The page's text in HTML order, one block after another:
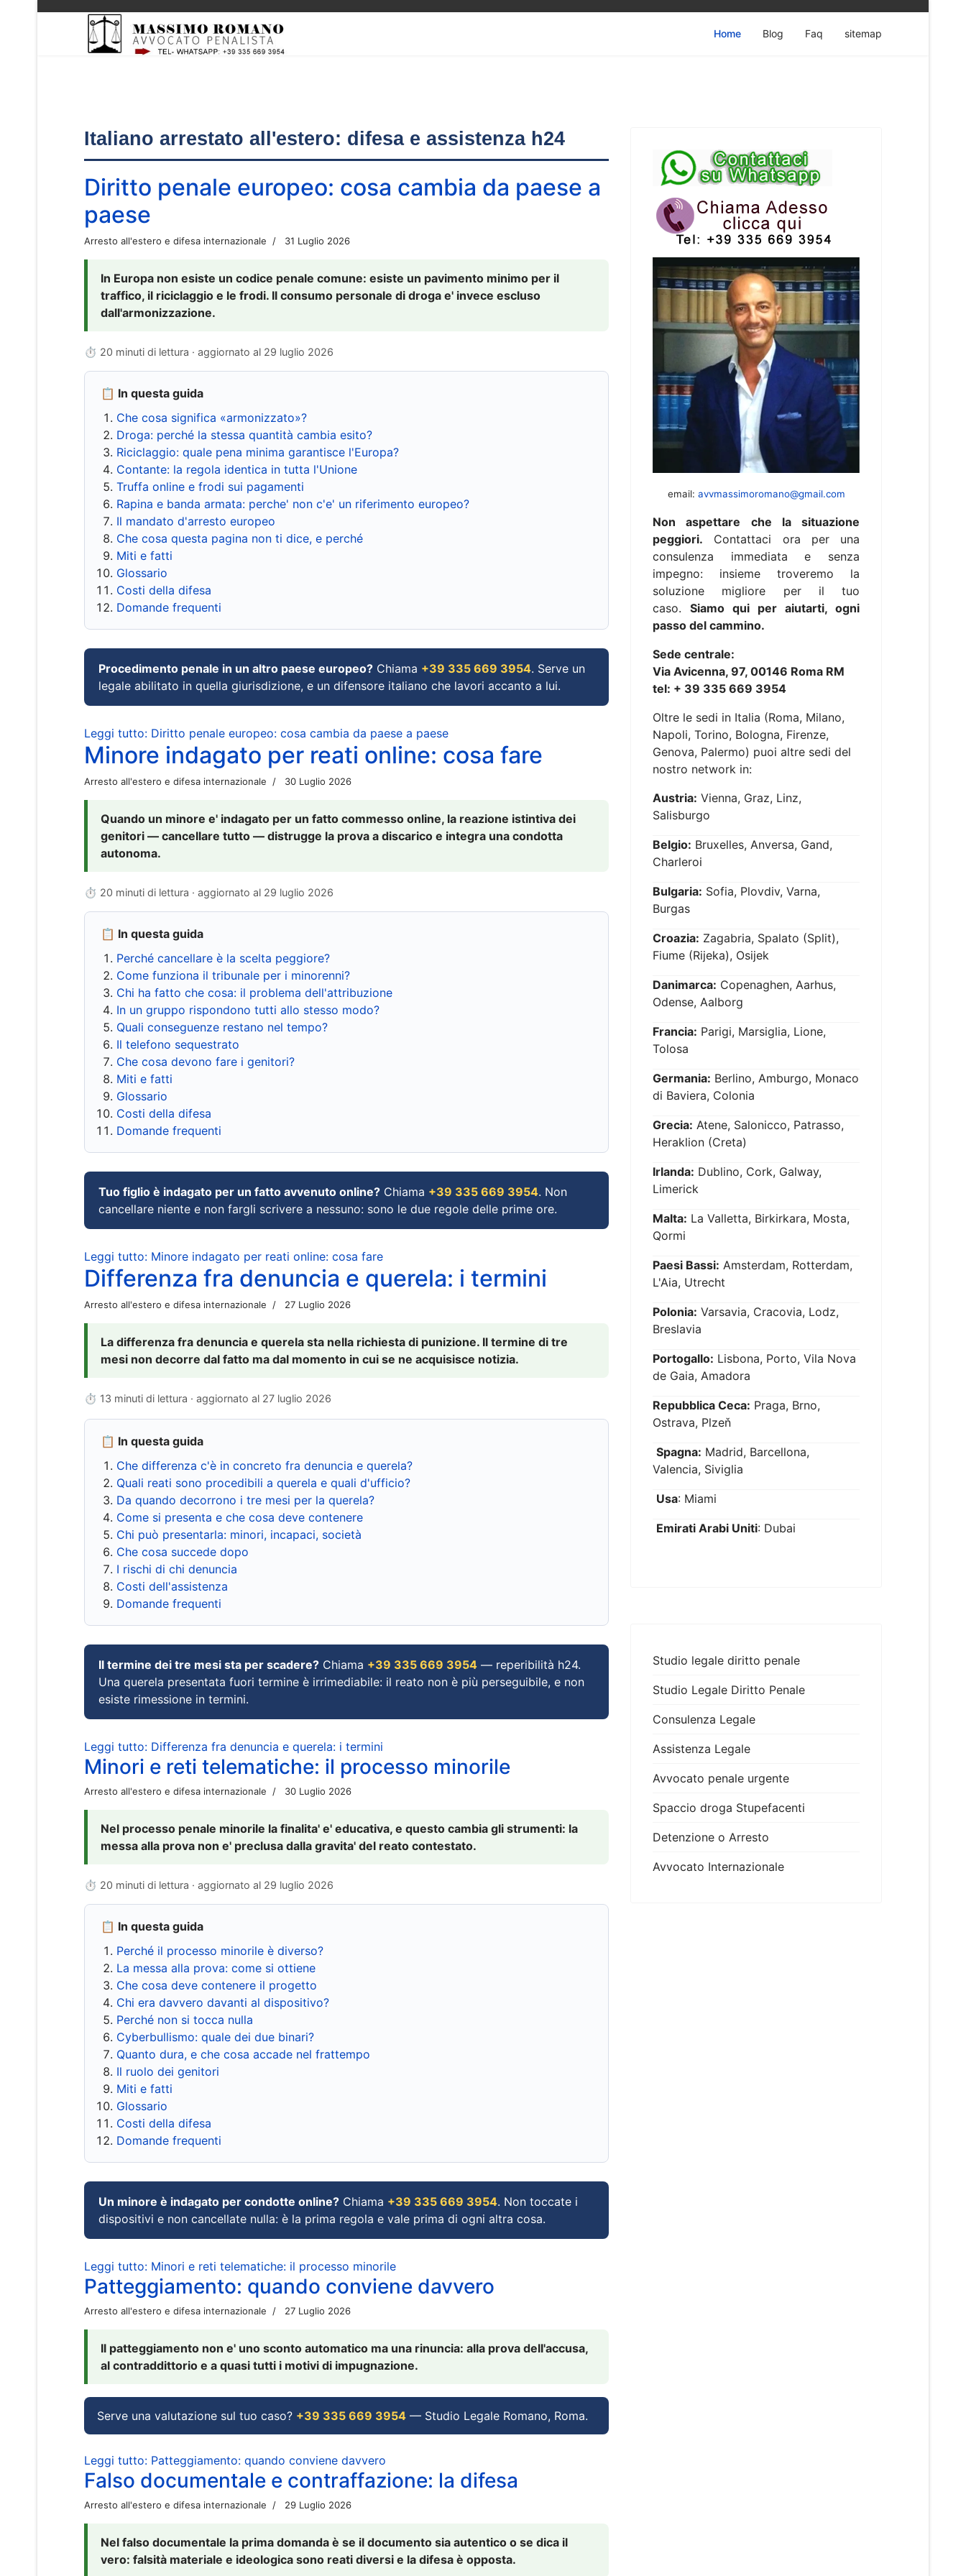
Home Blog Faq sitemap
Italiano arrestato all'estero: difesa e assistenza h24
Diritto penale europeo: cosa cambia da paese a
paese
Arresto all'estero e difesa internazionale 31 Luglio 2026
In Europa non esiste un codice penale comune: esiste un pavimento minimo per il
traffico, il riciclaggio e le frodi. Il consumo personale di droga e' invece escluso
dall'armonizzazione.
⏱ 20 minuti di lettura · aggiornato al 29 luglio 2026
📋 In questa guida
Che cosa significa «armonizzato»?
Droga: perché la stessa quantità cambia esito?
Riciclaggio: quale pena minima garantisce l'Europa?
Contante: la regola identica in tutta l'Unione
Truffa online e frodi sui pagamenti
Rapina e banda armata: perche' non c'e' un riferimento europeo?
Il mandato d'arresto europeo
Che cosa questa pagina non ti dice, e perché
Miti e fatti
Glossario
Costi della difesa
Domande frequenti
Procedimento penale in un altro paese europeo? Chiama +39 335 669 3954. Serve un
legale abilitato in quella giurisdizione, e un difensore italiano che lavori accanto a lui.
Leggi tutto: Diritto penale europeo: cosa cambia da paese a paese
Minore indagato per reati online: cosa fare
Arresto all'estero e difesa internazionale 30 Luglio 2026
Quando un minore e' indagato per un fatto commesso online, la reazione istintiva dei
genitori — cancellare tutto — distrugge la prova a discarico e integra una condotta
autonoma.
⏱ 20 minuti di lettura · aggiornato al 29 luglio 2026
📋 In questa guida
Perché cancellare è la scelta peggiore?
Come funziona il tribunale per i minorenni?
Chi ha fatto che cosa: il problema dell'attribuzione
In un gruppo rispondono tutti allo stesso modo?
Quali conseguenze restano nel tempo?
Il telefono sequestrato
Che cosa devono fare i genitori?
Miti e fatti
Glossario
Costi della difesa
Domande frequenti
Tuo figlio è indagato per un fatto avvenuto online? Chiama +39 335 669 3954. Non
cancellare niente e non fargli scrivere a nessuno: sono le due regole delle prime ore.
Leggi tutto: Minore indagato per reati online: cosa fare
Differenza fra denuncia e querela: i termini
Arresto all'estero e difesa internazionale 27 Luglio 2026
La differenza fra denuncia e querela sta nella richiesta di punizione. Il termine di tre
mesi non decorre dal fatto ma dal momento in cui se ne acquisisce notizia.
⏱ 13 minuti di lettura · aggiornato al 27 luglio 2026
📋 In questa guida
Che differenza c'è in concreto fra denuncia e querela?
Quali reati sono procedibili a querela e quali d'ufficio?
Da quando decorrono i tre mesi per la querela?
Come si presenta e che cosa deve contenere
Chi può presentarla: minori, incapaci, società
Che cosa succede dopo
I rischi di chi denuncia
Costi dell'assistenza
Domande frequenti
Il termine dei tre mesi sta per scadere? Chiama +39 335 669 3954 — reperibilità h24.
Una querela presentata fuori termine è irrimediabile: il reato non è più perseguibile, e non
esiste rimessione in termini.
Leggi tutto: Differenza fra denuncia e querela: i termini
Minori e reti telematiche: il processo minorile
Arresto all'estero e difesa internazionale 30 Luglio 2026
Nel processo penale minorile la finalita' e' educativa, e questo cambia gli strumenti: la
messa alla prova non e' preclusa dalla gravita' del reato contestato.
⏱ 20 minuti di lettura · aggiornato al 29 luglio 2026
📋 In questa guida
Perché il processo minorile è diverso?
La messa alla prova: come si ottiene
Che cosa deve contenere il progetto
Chi era davvero davanti al dispositivo?
Perché non si tocca nulla
Cyberbullismo: quale dei due binari?
Quanto dura, e che cosa accade nel frattempo
Il ruolo dei genitori
Miti e fatti
Glossario
Costi della difesa
Domande frequenti
Un minore è indagato per condotte online? Chiama +39 335 669 3954. Non toccate i
dispositivi e non cancellate nulla: è la prima regola e vale prima di ogni altra cosa.
Leggi tutto: Minori e reti telematiche: il processo minorile
Patteggiamento: quando conviene davvero
Arresto all'estero e difesa internazionale 27 Luglio 2026
Il patteggiamento non e' uno sconto automatico ma una rinuncia: alla prova dell'accusa,
al contraddittorio e a quasi tutti i motivi di impugnazione.
Serve una valutazione sul tuo caso? +39 335 669 3954 — Studio Legale Romano, Roma.
Leggi tutto: Patteggiamento: quando conviene davvero
Falso documentale e contraffazione: la difesa
Arresto all'estero e difesa internazionale 29 Luglio 2026
Nel falso documentale la prima domanda è se il documento sia autentico o se dica il
vero: falsità materiale e ideologica sono reati diversi e la difesa è opposta.
email: avvmassimoromano@gmail.com
Non aspettare che la situazione
peggiori. Contattaci ora per una
consulenza immediata e senza
impegno: insieme troveremo la
soluzione migliore per il tuo
caso. Siamo qui per aiutarti, ogni
passo del cammino.
Sede centrale:
Via Avicenna, 97, 00146 Roma RM
tel: + 39 335 669 3954
Oltre le sedi in Italia (Roma, Milano,
Napoli, Torino, Bologna, Firenze,
Genova, Palermo) puoi altre sedi del
nostro network in:
Austria: Vienna, Graz, Linz,
Salisburgo
Belgio: Bruxelles, Anversa, Gand,
Charleroi
Bulgaria: Sofia, Plovdiv, Varna,
Burgas
Croazia: Zagabria, Spalato (Split),
Fiume (Rijeka), Osijek
Danimarca: Copenaghen, Aarhus,
Odense, Aalborg
Francia: Parigi, Marsiglia, Lione,
Tolosa
Germania: Berlino, Amburgo, Monaco
di Baviera, Colonia
Grecia: Atene, Salonicco, Patrasso,
Heraklion (Creta)
Irlanda: Dublino, Cork, Galway,
Limerick
Malta: La Valletta, Birkirkara, Mosta,
Qormi
Paesi Bassi: Amsterdam, Rotterdam,
L'Aia, Utrecht
Polonia: Varsavia, Cracovia, Lodz,
Breslavia
Portogallo: Lisbona, Porto, Vila Nova
de Gaia, Amadora
Repubblica Ceca: Praga, Brno,
Ostrava, Plzeň
Spagna: Madrid, Barcellona,
Valencia, Siviglia
Usa: Miami
Emirati Arabi Uniti: Dubai
Studio legale diritto penale
Studio Legale Diritto Penale
Consulenza Legale
Assistenza Legale
Avvocato penale urgente
Spaccio droga Stupefacenti
Detenzione o Arresto
Avvocato Internazionale